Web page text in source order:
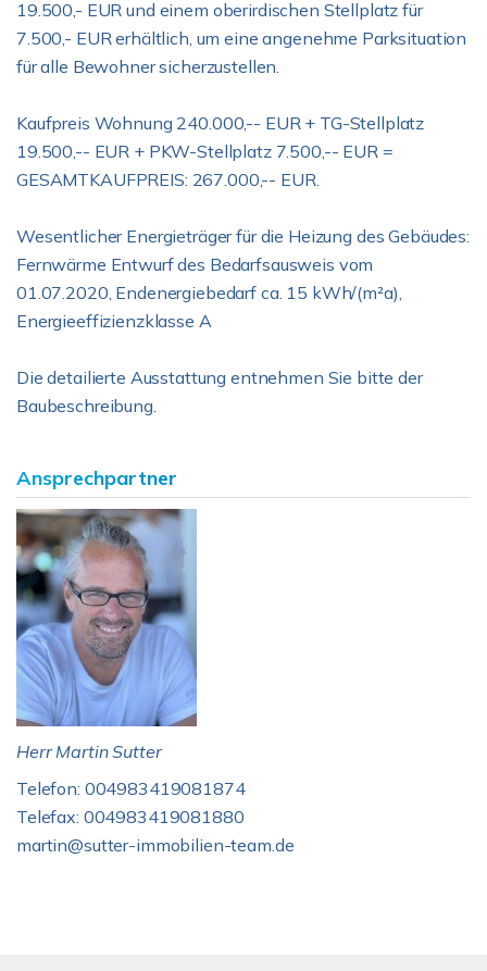
19.500,- EUR und einem oberirdischen Stellplatz für
7.500,- EUR erhältlich, um eine angenehme Parksituation
für alle Bewohner sicherzustellen.
Kaufpreis Wohnung 240.000,-- EUR + TG-Stellplatz
19.500,-- EUR + PKW-Stellplatz 7.500,-- EUR =
GESAMTKAUFPREIS: 267.000,-- EUR.
Wesentlicher Energieträger für die Heizung des Gebäudes:
Fernwärme Entwurf des Bedarfsausweis vom
01.07.2020, Endenergiebedarf ca. 15 kWh/(m²a),
Energieeffizienzklasse A
Die detailierte Ausstattung entnehmen Sie bitte der
Baubeschreibung.
Ansprechpartner
Herr Martin Sutter
Telefon: 004983419081874
Telefax: 004983419081880
martin@sutter-immobilien-team.de